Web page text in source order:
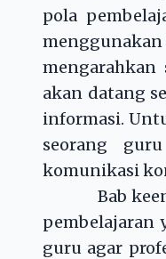
pola
mengarahkan
akan datang
informasi.
seorang
komunikasi
Bab
pembelajaran
guru agar